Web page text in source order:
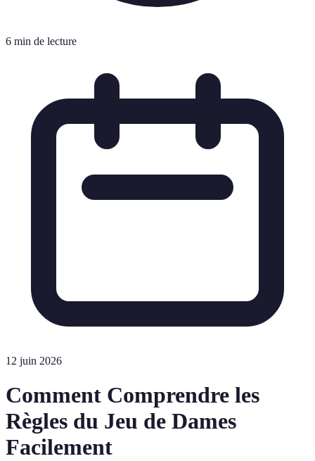
6 min de lecture
12 juin 2026
Comment Comprendre les
Règles du Jeu de Dames
Facilement